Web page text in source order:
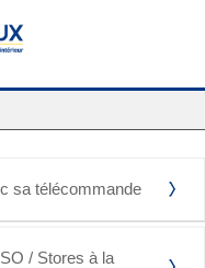
sa télécommande
/ Stores à la